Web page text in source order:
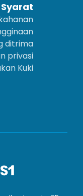
Syarat
ditrima
privasi
Kuki